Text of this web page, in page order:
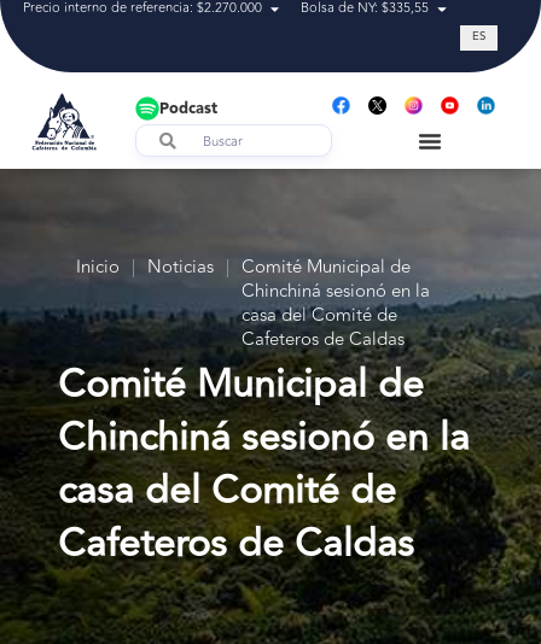
Precio interno de referencia: $2.270.000 Bolsa de NY: $335,55 Tasa de
ES
Podcast
Inicio | Noticias | Comité Municipal de
Chinchiná sesionó en la
casa del Comité de
Cafeteros de Caldas
Comité Municipal de
Chinchiná sesionó en la
casa del Comité de
Cafeteros de Caldas